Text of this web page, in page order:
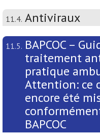
11.4. Antiviraux
11.5. BAPCOC –
traitement
pratique
Attention: ce
encore été
BAPCOC